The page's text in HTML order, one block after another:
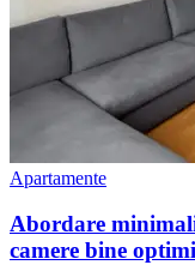
Apartamente
Abordare
camere bine